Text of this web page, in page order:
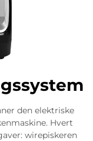
den elektriske
Hvert
wirepiskeren